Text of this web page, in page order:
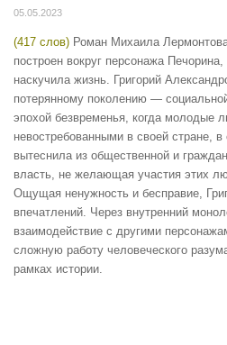
05.05.2023
(417 слов) Роман Михаила
построен вокруг персонажа
наскучила жизнь. Григорий
потерянному поколению —
эпохой безвременья, когда молодые
невостребованными в своей стране,
вытеснила из общественной и
власть, не желающая участия этих
Ощущая ненужность и бесправие,
впечатлений. Через внутренний
взаимодействие с другими
сложную работу человеческого
рамках истории.